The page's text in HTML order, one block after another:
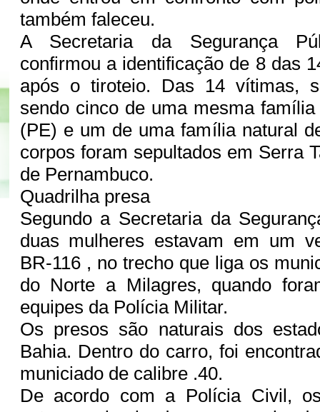
também faleceu.
A Secretaria da Segurança
confirmou a identificação de 8 das
após o tiroteio. Das 14 vítimas,
sendo cinco de uma mesma
(PE) e um de uma família natural
corpos foram sepultados em Serra
de Pernambuco.
Quadrilha presa
Segundo a Secretaria da
duas mulheres estavam em um
BR-116 , no trecho que liga os
do Norte a Milagres, quando
equipes da Polícia Militar.
Os presos são naturais dos
Bahia. Dentro do carro, foi
municiado de calibre .40.
De acordo com a Polícia Civil,